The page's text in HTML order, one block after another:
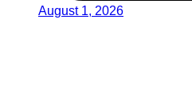
August 1, 2026